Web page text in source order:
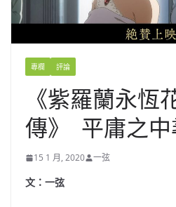
專欄 評論
《紫羅蘭永恆
傳》 平庸之
15 1 月, 2020 一弦
文：一弦